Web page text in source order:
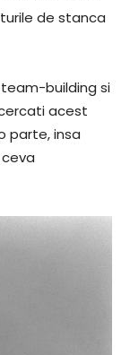
de stanca
building si
acest
parte, insa